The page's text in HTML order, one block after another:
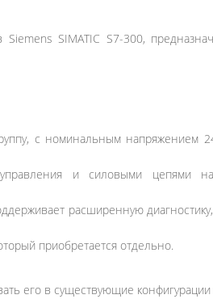
SIMATIC S7-300,
с номинальным напряжением
и силовыми цепями
расширенную
приобретается отдельно.
его в существующие